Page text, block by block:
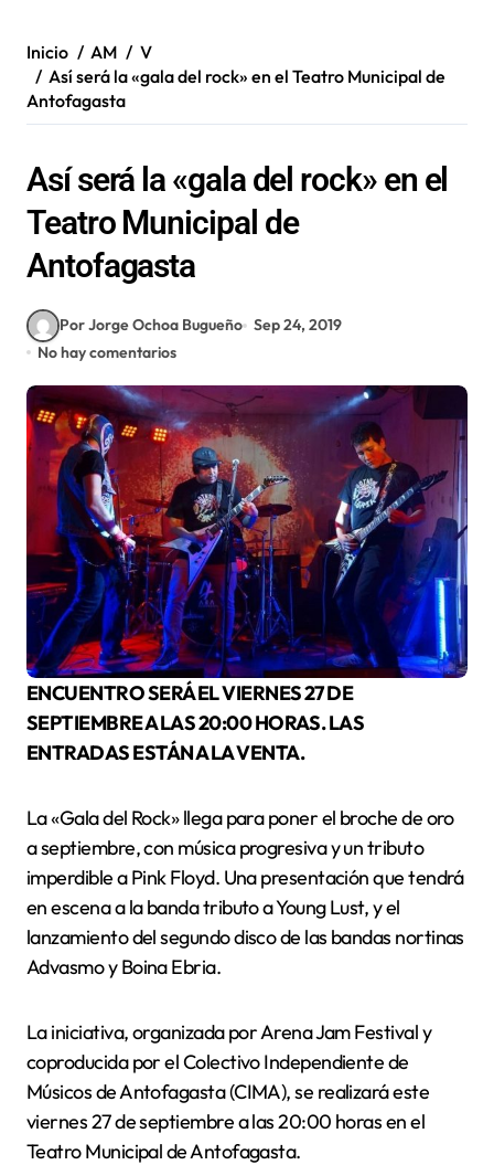
Inicio AM
V
Así será la «gala del rock» en el Teatro Municipal de
Antofagasta
Así será la «gala del rock» en el
Teatro Municipal de
Antofagasta
Por Jorge Ochoa Bugueño Sep 24, 2019
No hay comentarios
ENCUENTRO SERÁ EL VIERNES 27 DE
SEPTIEMBRE A LAS 20:00 HORAS. LAS
ENTRADAS ESTÁN A LA VENTA.
La «Gala del Rock» llega para poner el broche de oro
a septiembre, con música progresiva y un tributo
imperdible a Pink Floyd. Una presentación que tendrá
en escena a la banda tributo a Young Lust, y el
lanzamiento del segundo disco de las bandas nortinas
Advasmo y Boina Ebria.
La iniciativa, organizada por Arena Jam Festival y
coproducida por el Colectivo Independiente de
Músicos de Antofagasta (CIMA), se realizará este
viernes 27 de septiembre a las 20:00 horas en el
Teatro Municipal de Antofagasta.